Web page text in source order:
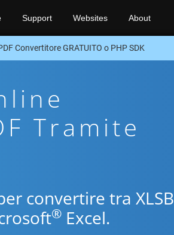
Support Websites About
Convertitore GRATUITO o PHP SDK
Tramite
convertire tra XLSB
® Excel.